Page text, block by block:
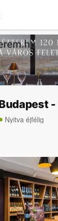
Nyitva éjfélig